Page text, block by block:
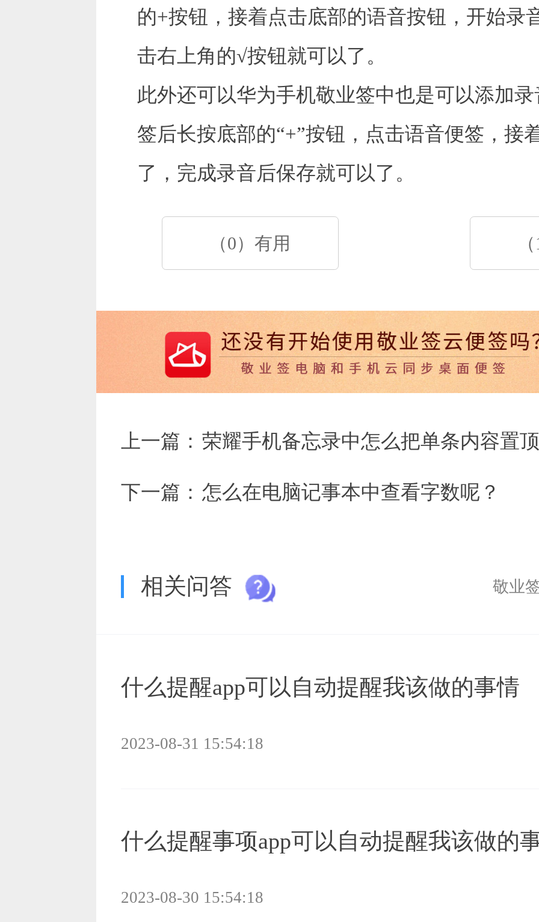
的+按钮，接着点击底部的语音按钮，开始录
击右上角的√按钮就可以了。
此外还可以华为手机敬业签中也是可以添加
签后长按底部的“+”按钮，点击语音便签，接
了，完成录音后保存就可以了。
（0）有用
上一篇： 荣耀手机备忘录中怎么把单条内容置
下一篇： 怎么在电脑记事本中查看字数呢？
相关问答 敬业
什么提醒app可以自动提醒我该做的事情
2023-08-31 15:54:18
什么提醒事项app可以自动提醒我该做的
2023-08-30 15:54:18